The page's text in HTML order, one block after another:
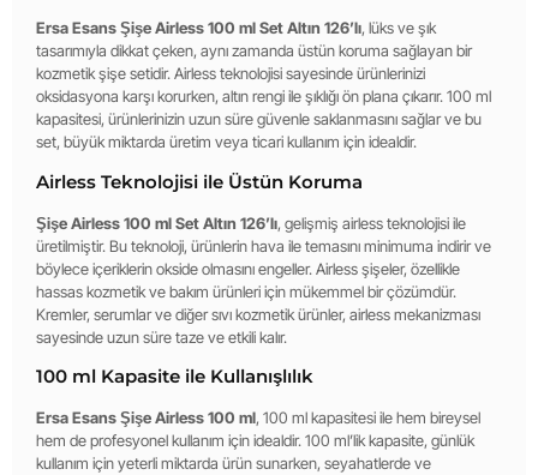
Ersa Esans Şişe Airless 100 ml Set Altın 126’lı, lüks ve şık
tasarımıyla dikkat çeken, aynı zamanda üstün koruma sağlayan bir
kozmetik şişe setidir. Airless teknolojisi sayesinde ürünlerinizi
oksidasyona karşı korurken, altın rengi ile şıklığı ön plana çıkarır. 100 ml
kapasitesi, ürünlerinizin uzun süre güvenle saklanmasını sağlar ve bu
set, büyük miktarda üretim veya ticari kullanım için idealdir.
Airless Teknolojisi ile Üstün Koruma
Şişe Airless 100 ml Set Altın 126’lı, gelişmiş airless teknolojisi ile
üretilmiştir. Bu teknoloji, ürünlerin hava ile temasını minimuma indirir ve
böylece içeriklerin okside olmasını engeller. Airless şişeler, özellikle
hassas kozmetik ve bakım ürünleri için mükemmel bir çözümdür.
Kremler, serumlar ve diğer sıvı kozmetik ürünler, airless mekanizması
sayesinde uzun süre taze ve etkili kalır.
100 ml Kapasite ile Kullanışlılık
Ersa Esans Şişe Airless 100 ml, 100 ml kapasitesi ile hem bireysel
hem de profesyonel kullanım için idealdir. 100 ml’lik kapasite, günlük
kullanım için yeterli miktarda ürün sunarken, seyahatlerde ve